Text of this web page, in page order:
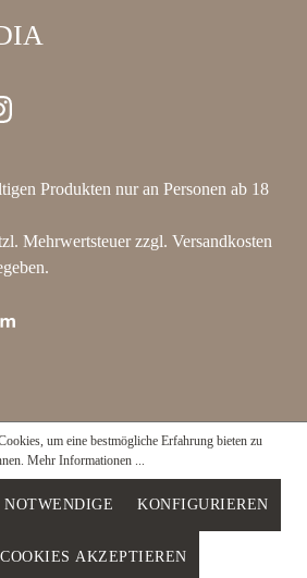
Produkten nur an Personen ab 18
Mehrwertsteuer zzgl. Versandkosten
um eine bestmögliche Erfahrung bieten zu
Mehr Informationen ...
KONFIGURIEREN
AKZEPTIEREN